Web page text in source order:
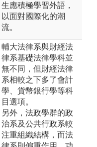
生應積極學習外語，
以面對國際化的潮
流。
輔大法律系與財經法
律系基礎法律學科並
無不同，但財經法律
系相較之下多了會計
學、貨幣銀行學等科
目選項。
另外，法政學群的政
治系及公共行政系較
注重組織結構，而法